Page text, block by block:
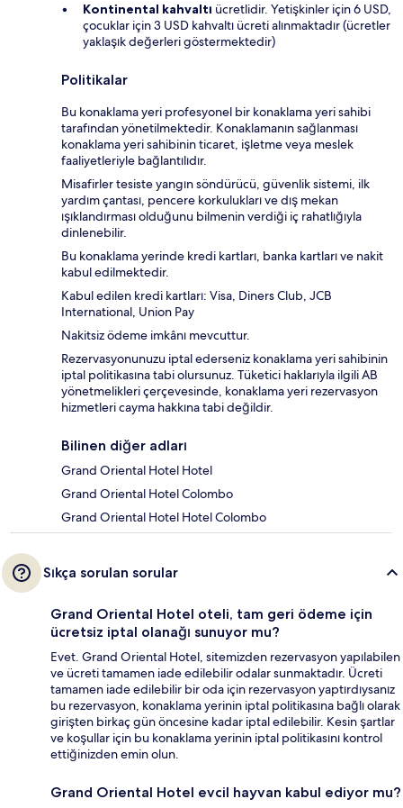
Kontinental kahvaltı ücretlidir. Yetişkinler için 6 USD,
çocuklar için 3 USD kahvaltı ücreti alınmaktadır (ücretler
yaklaşık değerleri göstermektedir)
Politikalar
Bu konaklama yeri profesyonel bir konaklama yeri sahibi
tarafından yönetilmektedir. Konaklamanın sağlanması
konaklama yeri sahibinin ticaret, işletme veya meslek
faaliyetleriyle bağlantılıdır.
Misafirler tesiste yangın söndürücü, güvenlik sistemi, ilk
yardım çantası, pencere korkulukları ve dış mekan
ışıklandırması olduğunu bilmenin verdiği iç rahatlığıyla
dinlenebilir.
Bu konaklama yerinde kredi kartları, banka kartları ve nakit
kabul edilmektedir.
Kabul edilen kredi kartları: Visa, Diners Club, JCB
International, Union Pay
Nakitsiz ödeme imkânı mevcuttur.
Rezervasyonunuzu iptal ederseniz konaklama yeri sahibinin
iptal politikasına tabi olursunuz. Tüketici haklarıyla ilgili AB
yönetmelikleri çerçevesinde, konaklama yeri rezervasyon
hizmetleri cayma hakkına tabi değildir.
Bilinen diğer adları
Grand Oriental Hotel Hotel
Grand Oriental Hotel Colombo
Grand Oriental Hotel Hotel Colombo
Sıkça sorulan sorular
Grand Oriental Hotel oteli, tam geri ödeme için
ücretsiz iptal olanağı sunuyor mu?
Evet. Grand Oriental Hotel, sitemizden rezervasyon yapılabilen
ve ücreti tamamen iade edilebilir odalar sunmaktadır. Ücreti
tamamen iade edilebilir bir oda için rezervasyon yaptırdıysanız
bu rezervasyon, konaklama yerinin iptal politikasına bağlı olarak
girişten birkaç gün öncesine kadar iptal edilebilir. Kesin şartlar
ve koşullar için bu konaklama yerinin iptal politikasını kontrol
ettiğinizden emin olun.
Grand Oriental Hotel evcil hayvan kabul ediyor mu?